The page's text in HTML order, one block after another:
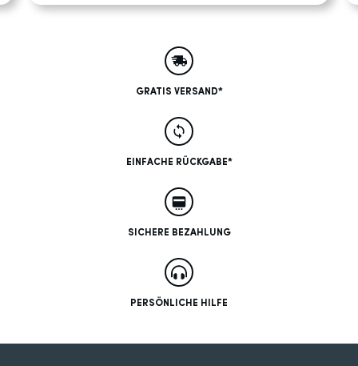
GRATIS VERSAND*
EINFACHE RÜCKGABE*
SICHERE BEZAHLUNG
PERSÖNLICHE HILFE